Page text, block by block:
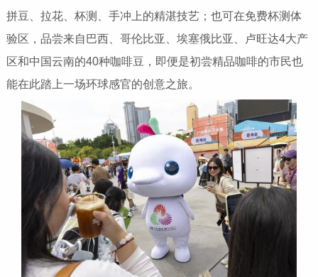
拼豆、拉花、杯测、手冲上的精湛技艺；也可在免费杯测体
验区，品尝来自巴西、哥伦比亚、埃塞俄比亚、卢旺达4大产
区和中国云南的40种咖啡豆，即便是初尝精品咖啡的市民也
能在此踏上一场环球感官的创意之旅。